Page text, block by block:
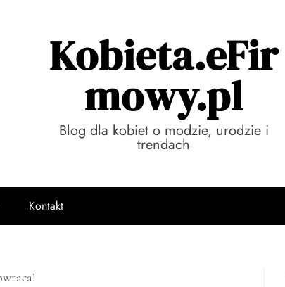
Kobieta.eFir
mowy.pl
Blog dla kobiet o modzie, urodzie i
trendach
Kontakt